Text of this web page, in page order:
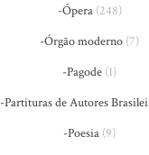
-Ópera(248)
-Órgão moderno (7)
-Pagode (1)
-Partituras de Autores
-Poesia (9)